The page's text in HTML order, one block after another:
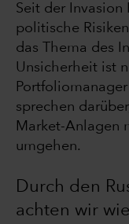
Seit der Invasion
politische
das Thema des
Unsicherheit ist
sprechen
Market-Anlagen
umgehen.
Durch den
achten wir